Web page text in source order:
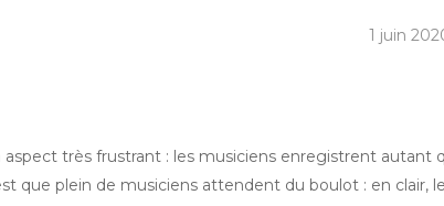
1 juin
aspect très frustrant : les musiciens enregistrent autant
que plein de musiciens attendent du boulot : en clair,